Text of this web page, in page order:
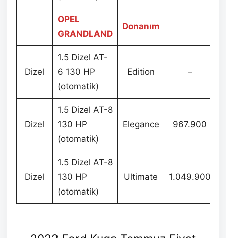
OPEL
GRANDLAND
Donanım
Dizel
1.5 Dizel AT-
6 130 HP
(otomatik)
Edition –
Dizel
1.5 Dizel AT-8
130 HP
(otomatik)
Elegance 967.900
Dizel
1.5 Dizel AT-8
130 HP
(otomatik)
Ultimate 1.049.900